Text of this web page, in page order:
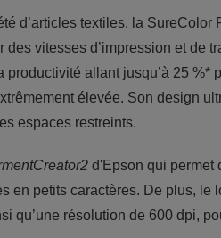
d’articles textiles, la SureColor
des vitesses d’impression et de
allant jusqu’à 25 %*
élevée. Son design
espaces restreints.
d'Epson qui permet
en petits caractères. De plus, le
qu’une résolution de 600 dpi,